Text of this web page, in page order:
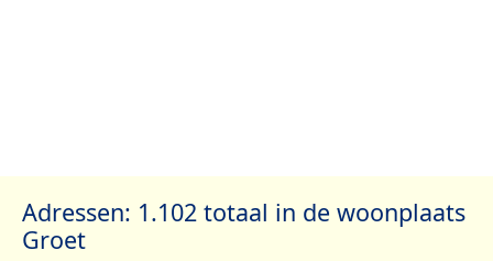
Adressen: 1.102 totaal in de woonplaats
Groet